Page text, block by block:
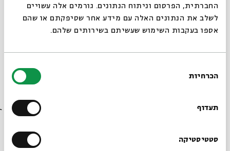
החברתית, הפרסום וניתוח הנתונים. גורמים אלה עשויים
לשלב את הנתונים האלה עם מידע אחר שסיפקתם או שהם
אספו בעקבות השימוש שעשיתם בשירותים שלהם.
הסכמה
הכרחיות
תעדוף
סטטיסטיקה
Rabbinic Tradition